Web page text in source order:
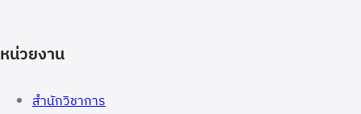
หน่วยงาน
สำนักวิชาการ